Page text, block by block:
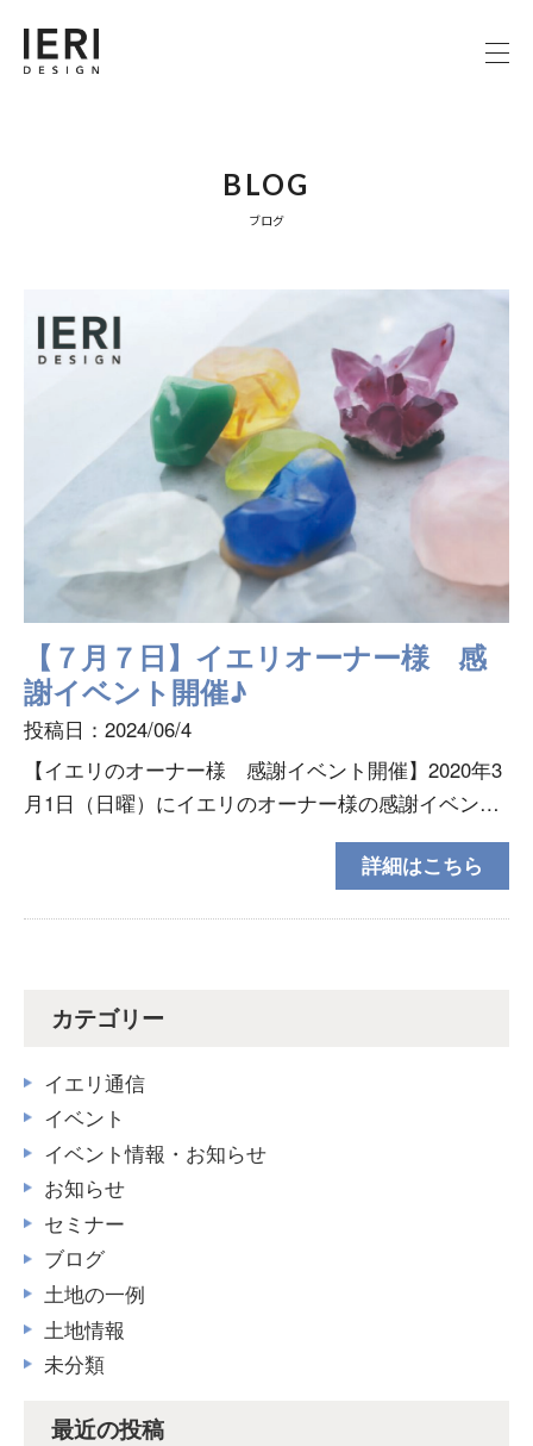
BLOG
ブログ
【７月７日】イエリオーナー様 感
謝イベント開催♪
投稿日：2024/06/4
【イエリのオーナー様 感謝イベント開催】2020年3
月1日（日曜）にイエリのオーナー様の感謝イベント
を初開催します♪はじめての開催ですが、オーナー様
に楽しんで頂けたらと思って企画しました！【内
詳細はこちら
カテゴリー
イエリ通信
イベント
イベント情報・お知らせ
お知らせ
セミナー
ブログ
土地の一例
土地情報
未分類
最近の投稿